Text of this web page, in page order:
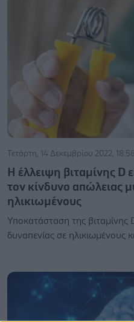
Τετάρτη, 14 Δεκεμβρίου 2022, 18:56
Η έλλειψη βιταμίνης D
τον κίνδυνο απώλειας
ηλικιωμένους
Υποκατάσταση της βιταμίνης
δυναπενίας σε ηλικιωμένους